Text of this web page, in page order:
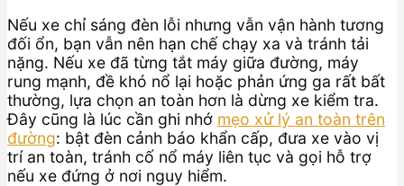
Nếu xe chỉ sáng đèn lỗi nhưng vẫn vận hành tương
đối ổn, bạn vẫn nên hạn chế chạy xa và tránh tải
nặng. Nếu xe đã từng tắt máy giữa đường, máy
rung mạnh, đề khó nổ lại hoặc phản ứng ga rất bất
thường, lựa chọn an toàn hơn là dừng xe kiểm tra.
Đây cũng là lúc cần ghi nhớ mẹo xử lý an toàn trên
đường: bật đèn cảnh báo khẩn cấp, đưa xe vào vị
trí an toàn, tránh cố nổ máy liên tục và gọi hỗ trợ
nếu xe đứng ở nơi nguy hiểm.